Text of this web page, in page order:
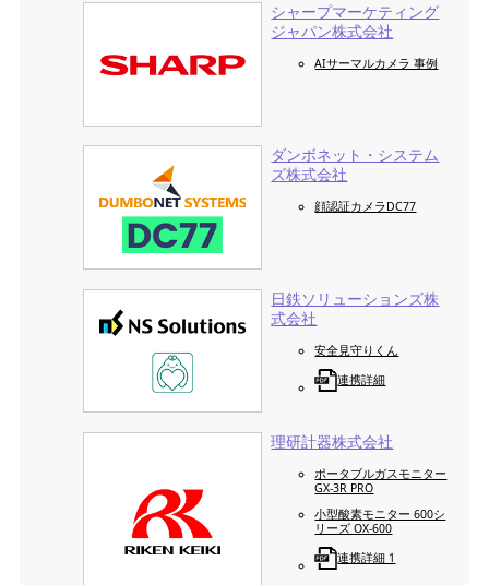
シャープマーケティング
ジャパン株式会社
AIサーマルカメラ 事例
ダンボネット・システム
ズ株式会社
顔認証カメラDC77
日鉄ソリューションズ株
式会社
安全見守りくん
連携詳細
理研計器株式会社
ポータブルガスモニター
GX-3R PRO
小型酸素モニター 600シ
リーズ OX-600
連携詳細 1